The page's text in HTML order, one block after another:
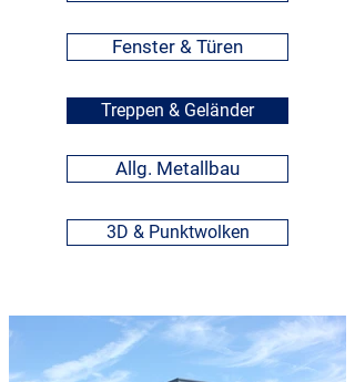
Fenster & Türen
Treppen & Geländer
Allg. Metallbau
3D & Punktwolken